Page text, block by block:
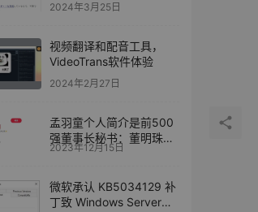
2024年3月25日
视频翻译和配音工具，
VideoTrans软件体验
2024年2月27日
孟羽童个人简介是前500
强董事长秘书：董明珠怒
斥“借平台当网红”
2023年12月15日
微软承认 KB5034129 补
丁致 Windows Server